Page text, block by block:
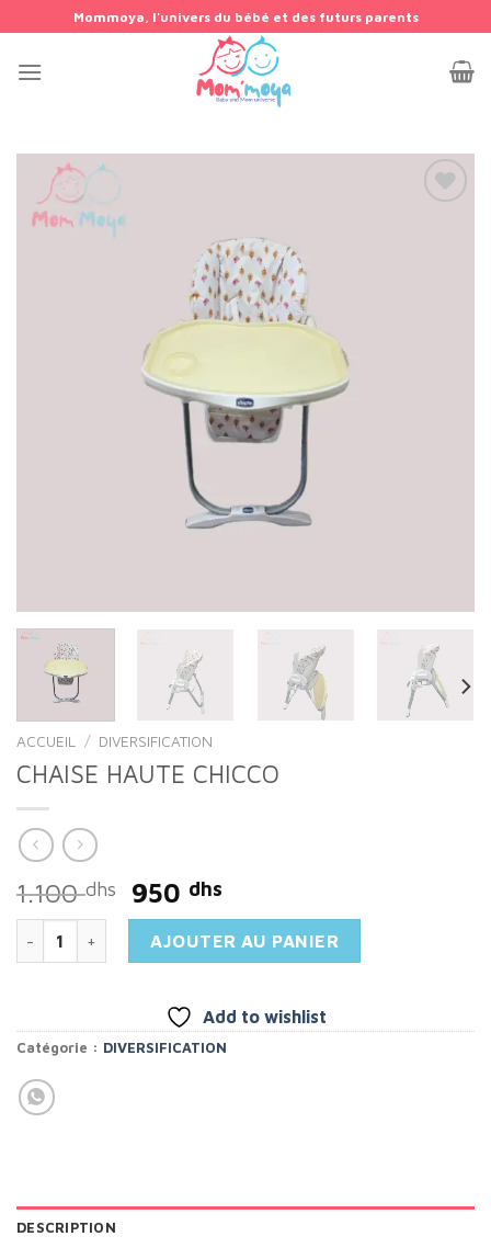
au
contenu
Mommoya, l'univers du bébé et des futurs parents
ACCUEIL / DIVERSIFICATION
CHAISE HAUTE CHICCO
1.100dhs
Le
prix
initial
était :
950 dhs
prix
actuel
est :
AJOUTER AU PANIER
Add to wishlist
Catégorie : DIVERSIFICATION
DESCRIPTION